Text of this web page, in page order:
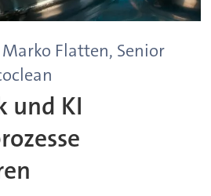
Flatten, Senior
und KI